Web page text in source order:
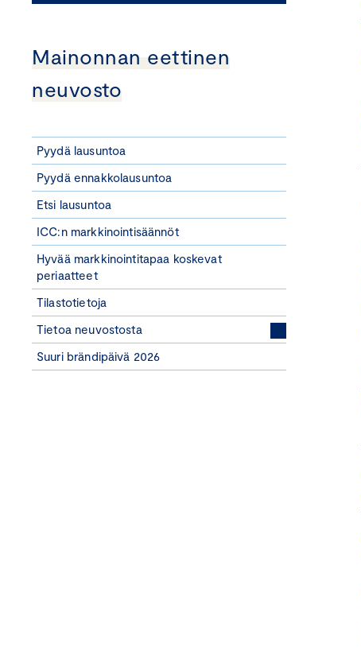
Mainonnan eettinen
neuvosto
Pyydä lausuntoa
Pyydä ennakkolausuntoa
Etsi lausuntoa
ICC:n markkinointisäännöt
Hyvää markkinointitapaa koskevat
periaatteet
Tilastotietoja
Tietoa neuvostosta
Suuri brändipäivä 2026